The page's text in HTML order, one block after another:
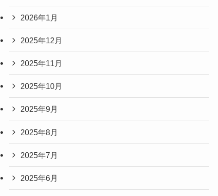
2026年1月
2025年12月
2025年11月
2025年10月
2025年9月
2025年8月
2025年7月
2025年6月